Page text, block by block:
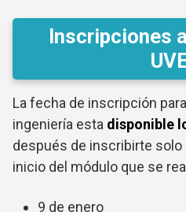
Inscripciones
La fecha de inscripción
ingeniería esta disponible
después de inscribirte solo
inicio del módulo que se
9 de enero